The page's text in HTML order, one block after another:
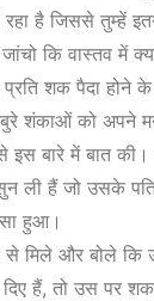
रहा है जिससे तुम्हें
कि वास्तव में
शक पैदा होने के
शंकाओं को अपने
इस बारे में बात
ली हैं जो उसके
हुआ।
से मिले और बोले कि
हैं, तो उस पर